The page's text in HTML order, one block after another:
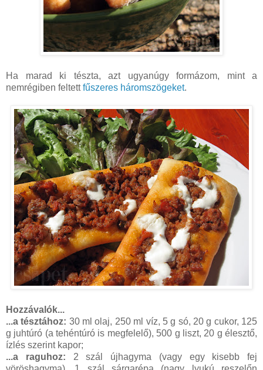
Ha marad ki tészta, azt ugyanúgy formázom, mint a
nemrégiben feltettfűszeres háromszögeket.
Hozzávalók...
...a tésztához: 30 ml olaj, 250 ml víz, 5 g só, 20 g cukor, 125
g juhtúró (a tehéntúró is megfelelő), 500 g liszt, 20 g élesztő,
ízlés szerint kapor;
...a raguhoz: 2 szál újhagyma (vagy egy kisebb fej